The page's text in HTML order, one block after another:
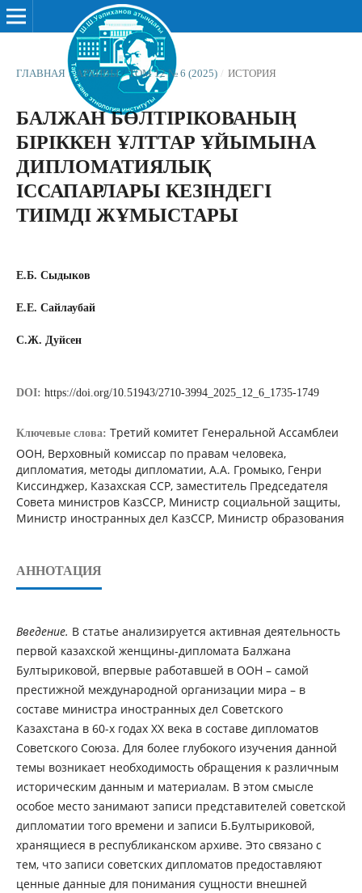
ГЛАВНАЯ / АРХИВЫ / ТОМ 12 № 6 (2025) / ИСТОРИЯ
БАЛЖАН БӨЛТІРІКОВАНЫҢ
БІРІККЕН ҰЛТТАР ҰЙЫМЫНА
ДИПЛОМАТИЯЛЫҚ
ІССАПАРЛАРЫ КЕЗІНДЕГІ
ТИІМДІ ЖҰМЫСТАРЫ
Е.Б. Сыдыков
Е.Е. Сайлаубай
С.Ж. Дуйсен
DOI: https://doi.org/10.51943/2710-3994_2025_12_6_1735-1749
Ключевые слова: Третий комитет Генеральной Ассамблеи
ООН, Верховный комиссар по правам человека,
дипломатия, методы дипломатии, А.А. Громыко, Генри
Киссинджер, Казахская ССР, заместитель Председателя
Совета министров КазССР, Министр социальной защиты,
Министр иностранных дел КазССР, Министр образования
АННОТАЦИЯ
Введение. В статье анализируется активная деятельность
первой казахской женщины-дипломата Балжана
Бултыриковой, впервые работавшей в ООН – самой
престижной международной организации мира – в
составе министра иностранных дел Советского
Казахстана в 60-х годах XX века в составе дипломатов
Советского Союза. Для более глубокого изучения данной
темы возникает необходимость обращения к различным
историческим данным и материалам. В этом смысле
особое место занимают записи представителей советской
дипломатии того времени и записи Б.Бултыриковой,
хранящиеся в республиканском архиве. Это связано с
тем, что записи советских дипломатов предоставляют
ценные данные для понимания сущности внешней